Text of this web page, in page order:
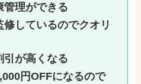
管理ができる
しているのでクオリ
引が高くなる
円OFFになるので